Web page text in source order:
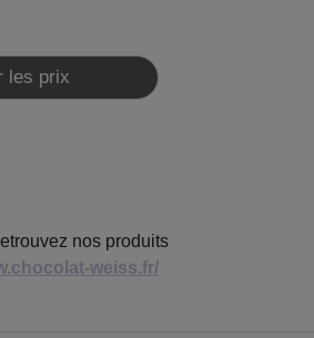
les prix
nos produits
weiss.fr/